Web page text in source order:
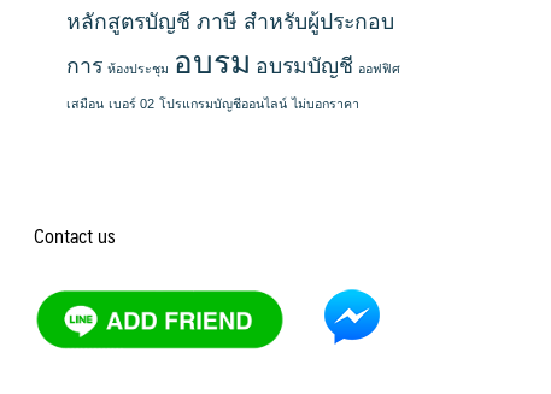
หลักสูตรบัญชี ภาษี สำหรับผู้ประกอบ
การ ห้องประชุม อบรม อบรมบัญชี ออฟฟิศ
เสมือน เบอร์ 02 โปรแกรมบัญชีออนไลน์ ไม่บอกราคา
Contact us